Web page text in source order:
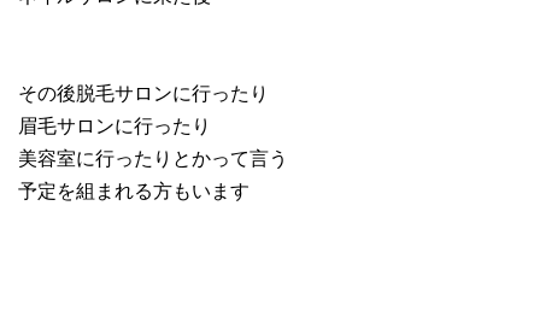
その後脱毛サロンに行ったり
眉毛サロンに行ったり
美容室に行ったりとかって言う
予定を組まれる方もいます